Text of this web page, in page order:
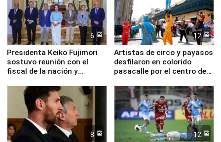
6
Presidenta Keiko Fujimori
sostuvo reunión con el
fiscal de la nación y
12
Artistas de circo y payasos
desfilaron en colorido
pasacalle por el centro de
8 12